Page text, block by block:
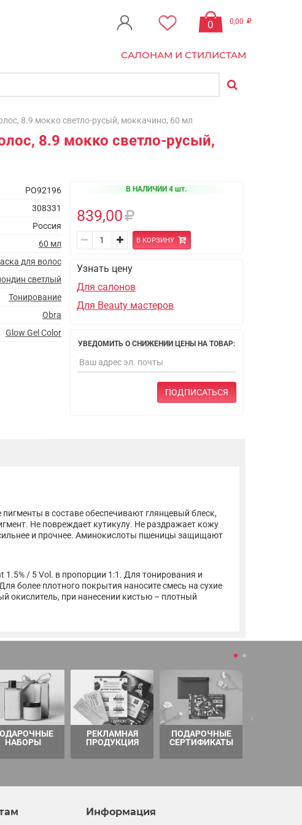
0 0,00
САЛОНАМ И СТИЛИСТАМ
8.9 мокко светло-русый, моккачино, 60 мл
8.9 мокко светло-русый,
PO92196
308331
Россия
60 мл
для волос
светлый
Тонирование
Obra
Glow Gel Color
В НАЛИЧИИ 4 шт.
839,00
В КОРЗИНУ
Узнать цену
Для салонов
Для Beauty мастеров
УВЕДОМИТЬ О СНИЖЕНИИ ЦЕНЫ НА ТОВАР:
ПОДПИСАТЬСЯ
в составе обеспечивают глянцевый блеск,
Не повреждает кутикулу. Не раздражает кожу
и прочнее. Аминокислоты пшеницы защищают
/ 5 Vol. в пропорции 1:1. Для тонирования и
более плотного покрытия наносите смесь на сухие
окислитель, при нанесении кистью – плотный
НАБОРЫ
РЕКЛАМНАЯ
ПРОДУКЦИЯ
ПОДАРОЧНЫЕ
СЕРТИФИКАТЫ
Информация